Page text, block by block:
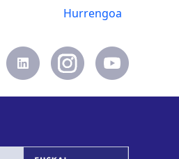
Hurrengoa